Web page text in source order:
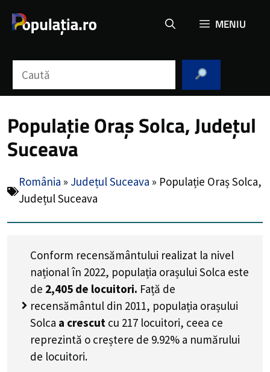
MENIU
Populație Oraș Solca, Județul
Suceava
România » Județul Suceava » Populație Oraș Solca,
Județul Suceava
Conform recensământului realizat la nivel
național în 2022, populația orașului Solca este
de 2,405 de locuitori. Față de
recensământul din 2011, populația orașului
Solca a crescut cu 217 locuitori, ceea ce
reprezintă o creștere de 9.92% a numărului
de locuitori.